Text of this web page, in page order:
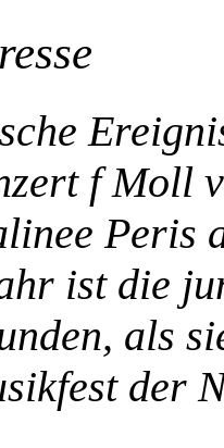
f Moll
Peris
ist die
als
der